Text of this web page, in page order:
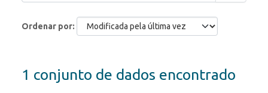
Ordenar por
1 conjunto de dados encontrado